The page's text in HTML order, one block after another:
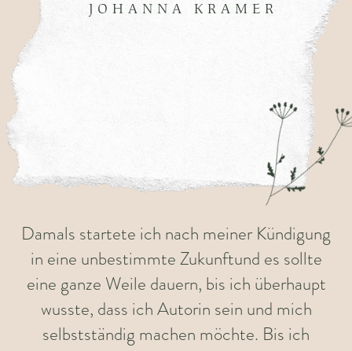
JOHANNA KRAMER
Damals startete ich nach meiner Kündigung
in eine unbestimmte Zukunftund es sollte
eine ganze Weile dauern, bis ich überhaupt
wusste, dass ich Autorin sein und mich
selbstständig machen möchte. Bis ich